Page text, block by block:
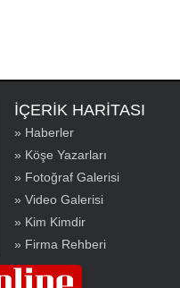
İÇERİK HARİTASI
» Haberler
» Köşe Yazarları
» Fotoğraf Galerisi
» Video Galerisi
» Kim Kimdir
» Firma Rehberi